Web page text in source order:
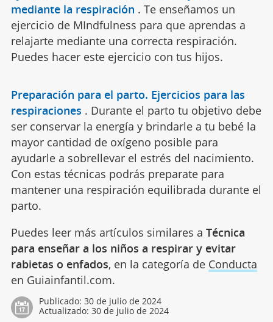
mediante la respiración . Te enseñamos un
ejercicio de MIndfulness para que aprendas a
relajarte mediante una correcta respiración.
Puedes hacer este ejercicio con tus hijos.
Preparación para el parto. Ejercicios para las
respiraciones . Durante el parto tu objetivo debe
ser conservar la energía y brindarle a tu bebé la
mayor cantidad de oxígeno posible para
ayudarle a sobrellevar el estrés del nacimiento.
Con estas técnicas podrás preparate para
mantener una respiración equilibrada durante el
parto.
Puedes leer más artículos similares a Técnica
para enseñar a los niños a respirar y evitar
rabietas o enfados, en la categoría de Conducta
en Guiainfantil.com.
Publicado: 30 de julio de 2024
Actualizado: 30 de julio de 2024